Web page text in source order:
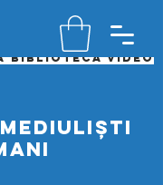
biblioteca video